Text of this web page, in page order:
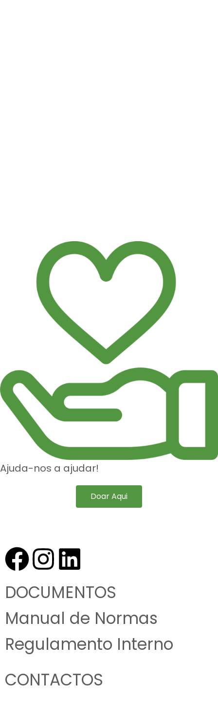
Ajuda-nos a ajudar!
Doar Aqui
DOCUMENTOS
Manual de Normas
Regulamento Interno
CONTACTOS